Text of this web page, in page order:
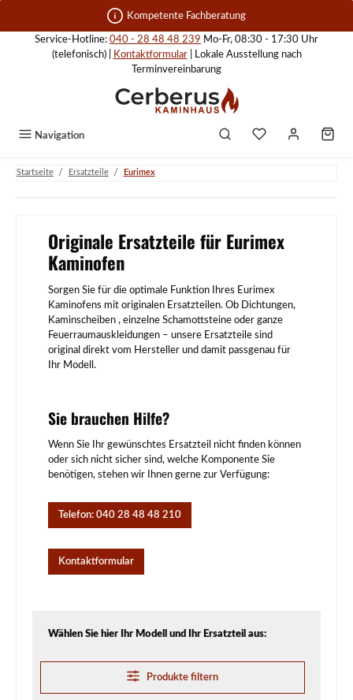
Zum Hauptinhalt springen Kompetente Fachberatung
Service-Hotline: 040 - 28 48 48 239 Mo-Fr, 08:30 - 17:30 Uhr
(telefonisch) |
Kontaktformular| Lokale Ausstellung nach
Terminvereinbarung
Navigation
Startseite / Ersatzteile / Eurimex
Originale Ersatzteile für Eurimex
Kaminofen
Sorgen Sie für die optimale Funktion Ihres Eurimex
Kaminofens mit originalen Ersatzteilen. Ob Dichtungen,
Kaminscheiben , einzelne Schamottsteine oder ganze
Feuerraumauskleidungen – unsere Ersatzteile sind
original direkt vom Hersteller und damit passgenau für
Ihr Modell.
Sie brauchen Hilfe?
Wenn Sie Ihr gewünschtes Ersatzteil nicht finden können
oder sich nicht sicher sind, welche Komponente Sie
benötigen, stehen wir Ihnen gerne zur Verfügung:
Telefon: 040 28 48 48 210
Kontaktformular
Wählen Sie hier Ihr Modell und Ihr Ersatzteil aus:
Produkte filtern